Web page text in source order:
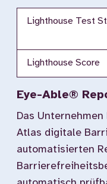
Lighthouse Test
Lighthouse Score
Eye-Able®
Das
Atlas digitale
automatisierten